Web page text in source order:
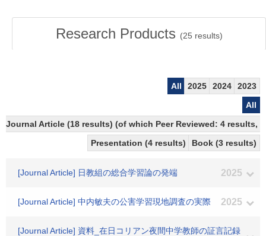
Research Products (25 results)
All 2025 2024
2023
All
Journal Article (18 results) (of which Peer Reviewed: 4 results,
Presentation (4 results)
Book (3 results)
[Journal Article] 日教組の総合学習論の発端 2025
[Journal Article] 中内敏夫の公害学習現地調査の実際 2025
[Journal Article] 資料_在日コリアン夜間中学教師の証言記録